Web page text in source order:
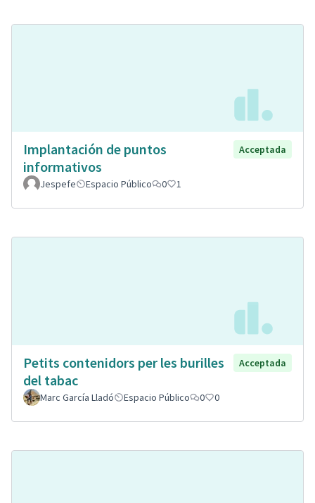
Implantación de puntos
informativos
Acceptada
Jespefe Espacio Público 0 1
Petits contenidors per les burilles
del tabac
Acceptada
Marc García Lladó Espacio Público 0 0